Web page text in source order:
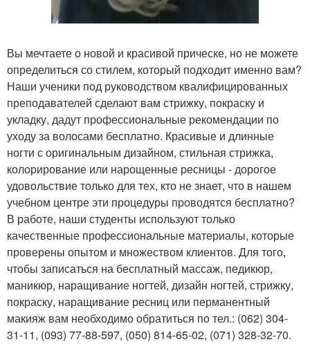
Вы мечтаете о новой и красивой прическе, но не можете
определиться со стилем, который подходит именно вам?
Наши ученики под руководством квалифицированных
преподавателей сделают вам стрижку, покраску и
укладку, дадут профессиональные рекомендации по
уходу за волосами бесплатно. Красивые и длинные
ногти с оригинальным дизайном, стильная стрижка,
колорирование или нарощенные ресницы - дорогое
удовольствие только для тех, кто не знает, что в нашем
учебном центре эти процедуры проводятся бесплатно?
В работе, наши студенты используют только
качественные профессиональные материалы, которые
проверены опытом и множеством клиентов. Для того,
чтобы записаться на бесплатный массаж, педикюр,
маникюр, наращивание ногтей, дизайн ногтей, стрижку,
покраску, наращивание ресниц или перманентный
макияж вам необходимо обратиться по тел.: (062) 304-
31-11, (093) 77-88-597, (050) 814-65-02, (071) 328-32-70.